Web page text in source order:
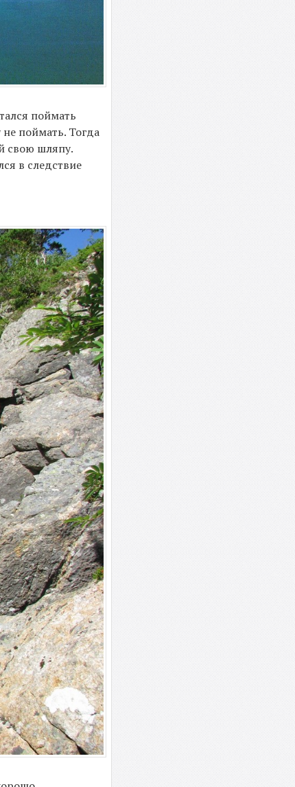
поймать
поймать. Тогда
свою шляпу.
в следствие